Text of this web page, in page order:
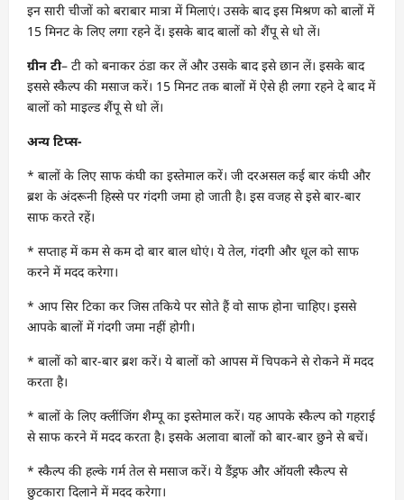
इन सारी चीजों को बराबार मात्रा में मिलाएं। उसके बाद इस मिश्रण को बालों में
15 मिनट के लिए लगा रहने दें। इसके बाद बालों को शैंपू से धो लें।
ग्रीन टी– टी को बनाकर ठंडा कर लें और उसके बाद इसे छान लें। इसके बाद
इससे स्कैल्प की मसाज करें। 15 मिनट तक बालों में ऐसे ही लगा रहने दे बाद में
बालों को माइल्ड शैंपू से धो लें।
अन्य टिप्स-
* बालों के लिए साफ कंघी का इस्तेमाल करें। जी दरअसल कई बार कंघी और
ब्रश के अंदरूनी हिस्से पर गंदगी जमा हो जाती है। इस वजह से इसे बार-बार
साफ करते रहें।
* सप्ताह में कम से कम दो बार बाल धोएं। ये तेल, गंदगी और धूल को साफ
करने में मदद करेगा।
* आप सिर टिका कर जिस तकिये पर सोते हैं वो साफ होना चाहिए। इससे
आपके बालों में गंदगी जमा नहीं होगी।
* बालों को बार-बार ब्रश करें। ये बालों को आपस में चिपकने से रोकने में मदद
करता है।
* बालों के लिए क्लींजिंग शैम्पू का इस्तेमाल करें। यह आपके स्कैल्प को गहराई
से साफ करने में मदद करता है। इसके अलावा बालों को बार-बार छुने से बचें।
* स्कैल्प की हल्के गर्म तेल से मसाज करें। ये डैंड्रफ और ऑयली स्कैल्प से
छुटकारा दिलाने में मदद करेगा।